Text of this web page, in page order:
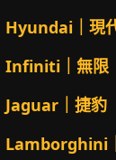
Hyundai｜現
Infiniti｜無限
Jaguar｜捷豹
Lamborghini